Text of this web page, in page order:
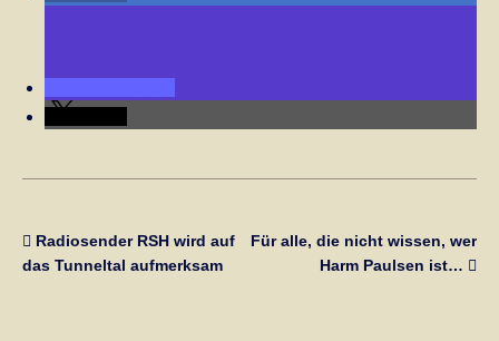
Radiosender RSH wird auf
das Tunneltal aufmerksam
Für alle, die nicht wissen, wer
Harm Paulsen ist…